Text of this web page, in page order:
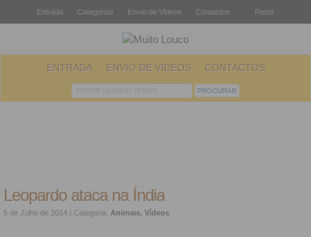
Entrada Categorias Envio de Videos Contactos Posts
ENTRADA ENVIO DE VIDEOS CONTACTOS
Leopardo ataca na Índia
5 de Julho de 2014 | Categoria: Animais, Vídeos